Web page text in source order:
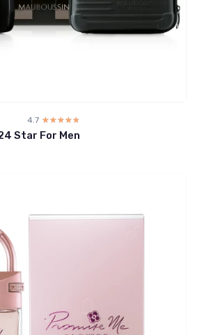
4.7 ☆☆☆☆☆
★★★★★
Star For Men